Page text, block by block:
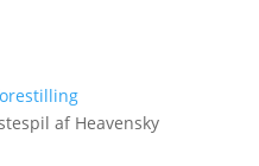
af Heavensky